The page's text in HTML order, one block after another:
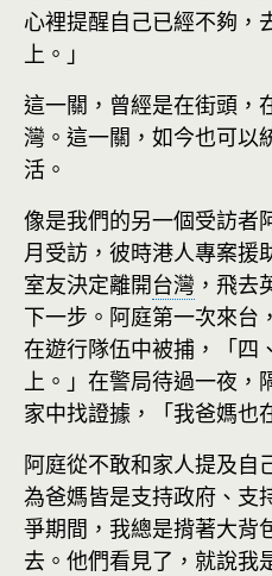
心裡提醒自己已經不夠，
上。」
這一關，曾經是在街頭，
灣。這一關，如今也可以
活。
像是我們的另一個受訪者
月受訪，彼時港人專案援
室友決定離開台灣 ，飛去
下一步。阿庭第一次來台
在遊行隊伍中被捕，「四
上。」在警局待過一夜，
家中找證據，「我爸媽也
阿庭從不敢和家人提及自
為爸媽皆是支持政府、支
爭期間，我總是揹著大背
去。他們看見了，就說我